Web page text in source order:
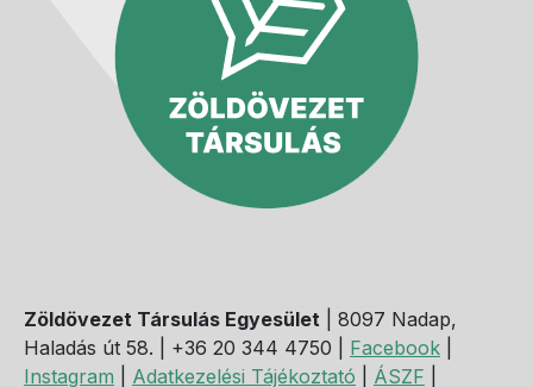
Zöldövezet Társulás Egyesület | 8097 Nadap,
Haladás út 58. | +36 20 344 4750 | Facebook
Instagram
Adatkezelési Tájékoztató ÁSZF